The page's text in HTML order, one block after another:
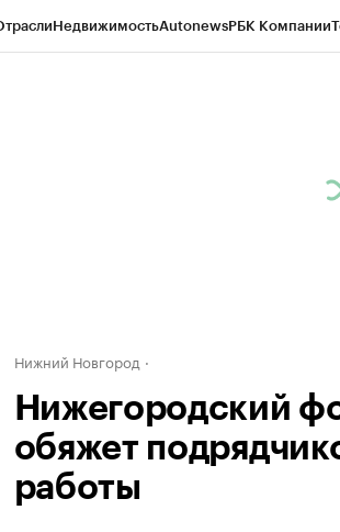
НедвижимостьAutonewsРБК Компании
Нижний Новгород
Нижегородский
обяжет
работы